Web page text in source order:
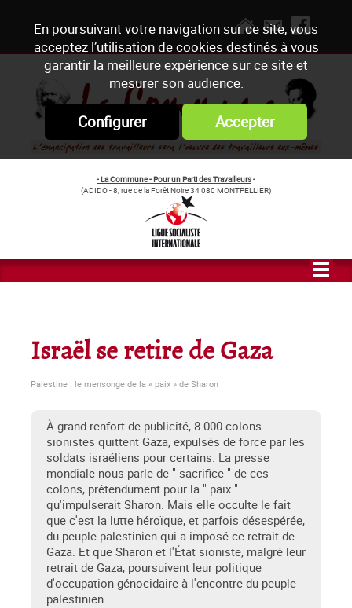
En poursuivant votre navigation sur ce site, vous
acceptez l’utilisation de cookies destinés à vous
garantir la meilleure expérience sur ce site et
mesurer son audience.
Configurer Accepter
- La Commune - Pour un Parti des Travailleurs-
(ADIDO - 8, rue de la Forêt Noire 34 080 MONTPELLIER)
Israël se retire de Gaza
Palestine : le mensonge de la « paix » de Sharon
À grand renfort de publicité, 8 000 colons
sionistes quittent Gaza, expulsés de force par les
soldats israéliens pour certains. La presse
mondiale nous parle de " sacrifice " de ces
colons, prétendument pour la " paix "
qu'impulserait Sharon. Mais elle occulte le fait
que c'est la lutte héroïque, et parfois désespérée,
du peuple palestinien qui a imposé ce retrait de
Gaza. Et que Sharon et l'État sioniste, malgré leur
retrait de Gaza, poursuivent leur politique
d'occupation génocidaire à l'encontre du peuple
palestinien.